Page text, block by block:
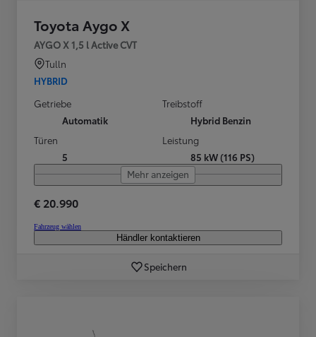
Toyota Aygo X
AYGO X 1,5 l Active CVT
Tulln
HYBRID
Getriebe
Automatik
Treibstoff
Hybrid Benzin
Türen
5
Leistung
85 kW (116 PS)
Mehr anzeigen
€ 20.990
Fahrzeug wählen
Händler kontaktieren
Speichern